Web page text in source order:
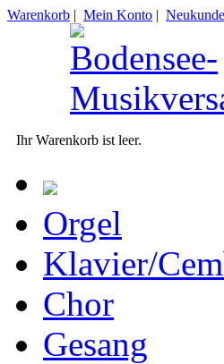
Warenkorb | Mein Konto |
Ihr Warenkorb ist leer.
Orgel
Klavier/
Chor
Gesang